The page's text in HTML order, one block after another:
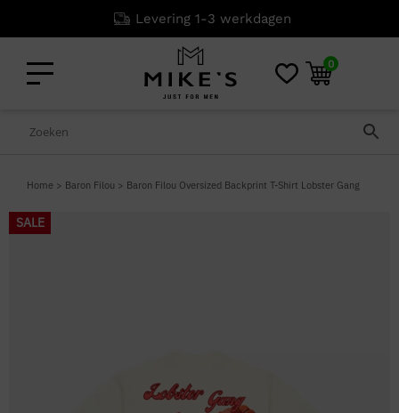
Levering 1-3 werkdagen
0
Home > Baron Filou > Baron Filou Oversized Backprint T-Shirt Lobster Gang
SALE